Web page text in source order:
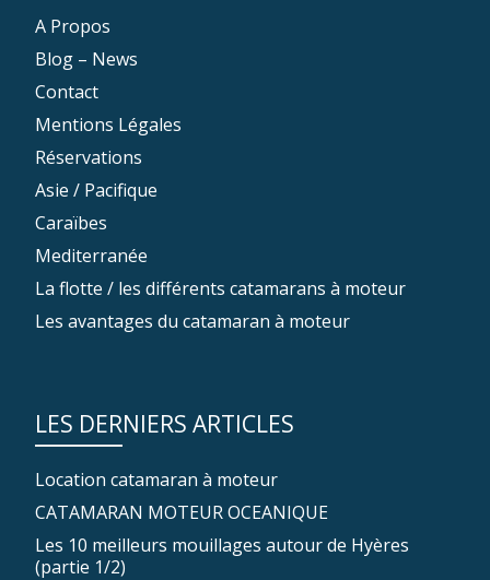
A Propos
Blog – News
Contact
Mentions Légales
Réservations
Asie / Pacifique
Caraïbes
Mediterranée
La flotte / les différents catamarans à moteur
Les avantages du catamaran à moteur
LES DERNIERS ARTICLES
Location catamaran à moteur
CATAMARAN MOTEUR OCEANIQUE
Les 10 meilleurs mouillages autour de Hyères
(partie 1/2)